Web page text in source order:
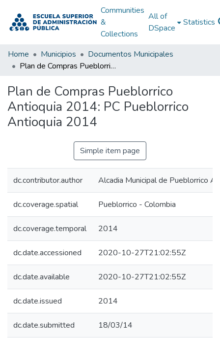
Communities
&
Collections
All of
DSpace
Statistics
Home Municipios
Documentos Municipales
Plan de Compras Pueblorrico Antioquia 2014: PC Pueblorrico Antioquia 2014
Plan de Compras Pueblorrico
Antioquia 2014: PC Pueblorrico
Antioquia 2014
Simple item page
dc.contributor.author Alcadia Municipal de Pueblorrico
dc.coverage.spatial Pueblorrico - Colombia
dc.coverage.temporal 2014
dc.date.accessioned 2020-10-27T21:02:55Z
dc.date.available 2020-10-27T21:02:55Z
dc.date.issued 2014
dc.date.submitted 18/03/14